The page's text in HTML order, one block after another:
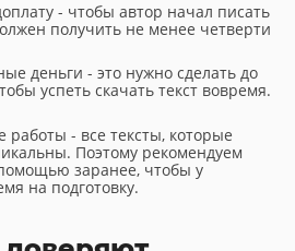
- чтобы автор начал писать
получить не менее четверти
деньги - это нужно сделать до
успеть скачать текст вовремя.
- все тексты, которые
Поэтому рекомендуем
заранее, чтобы у
на подготовку.